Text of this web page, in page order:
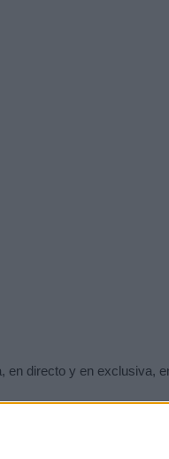
en directo y en exclusiva,